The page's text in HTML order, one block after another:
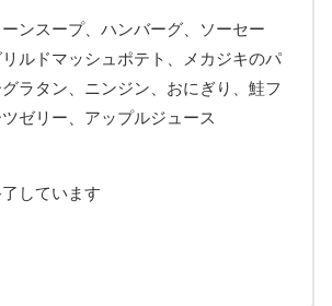
ーンスープ、ハンバーグ、ソーセー
ルドマッシュポテト、メカジキのパ
ラタン、ニンジン、おにぎり、鮭フ
ゼリー、アップルジュース
しています